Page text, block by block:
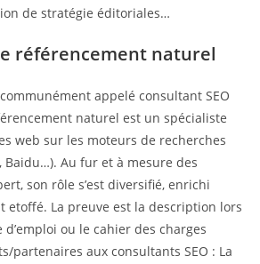
de stratégie éditoriales…
référencement naturel
appelé consultant SEO
naturel est un spécialiste
web sur les moteurs de recherches
Baidu…). Au fur et à mesure des
son rôle s’est diversifié, enrichi
etoffé. La preuve est la description lors
d’emploi ou le cahier des charges
partenaires aux consultants SEO : La